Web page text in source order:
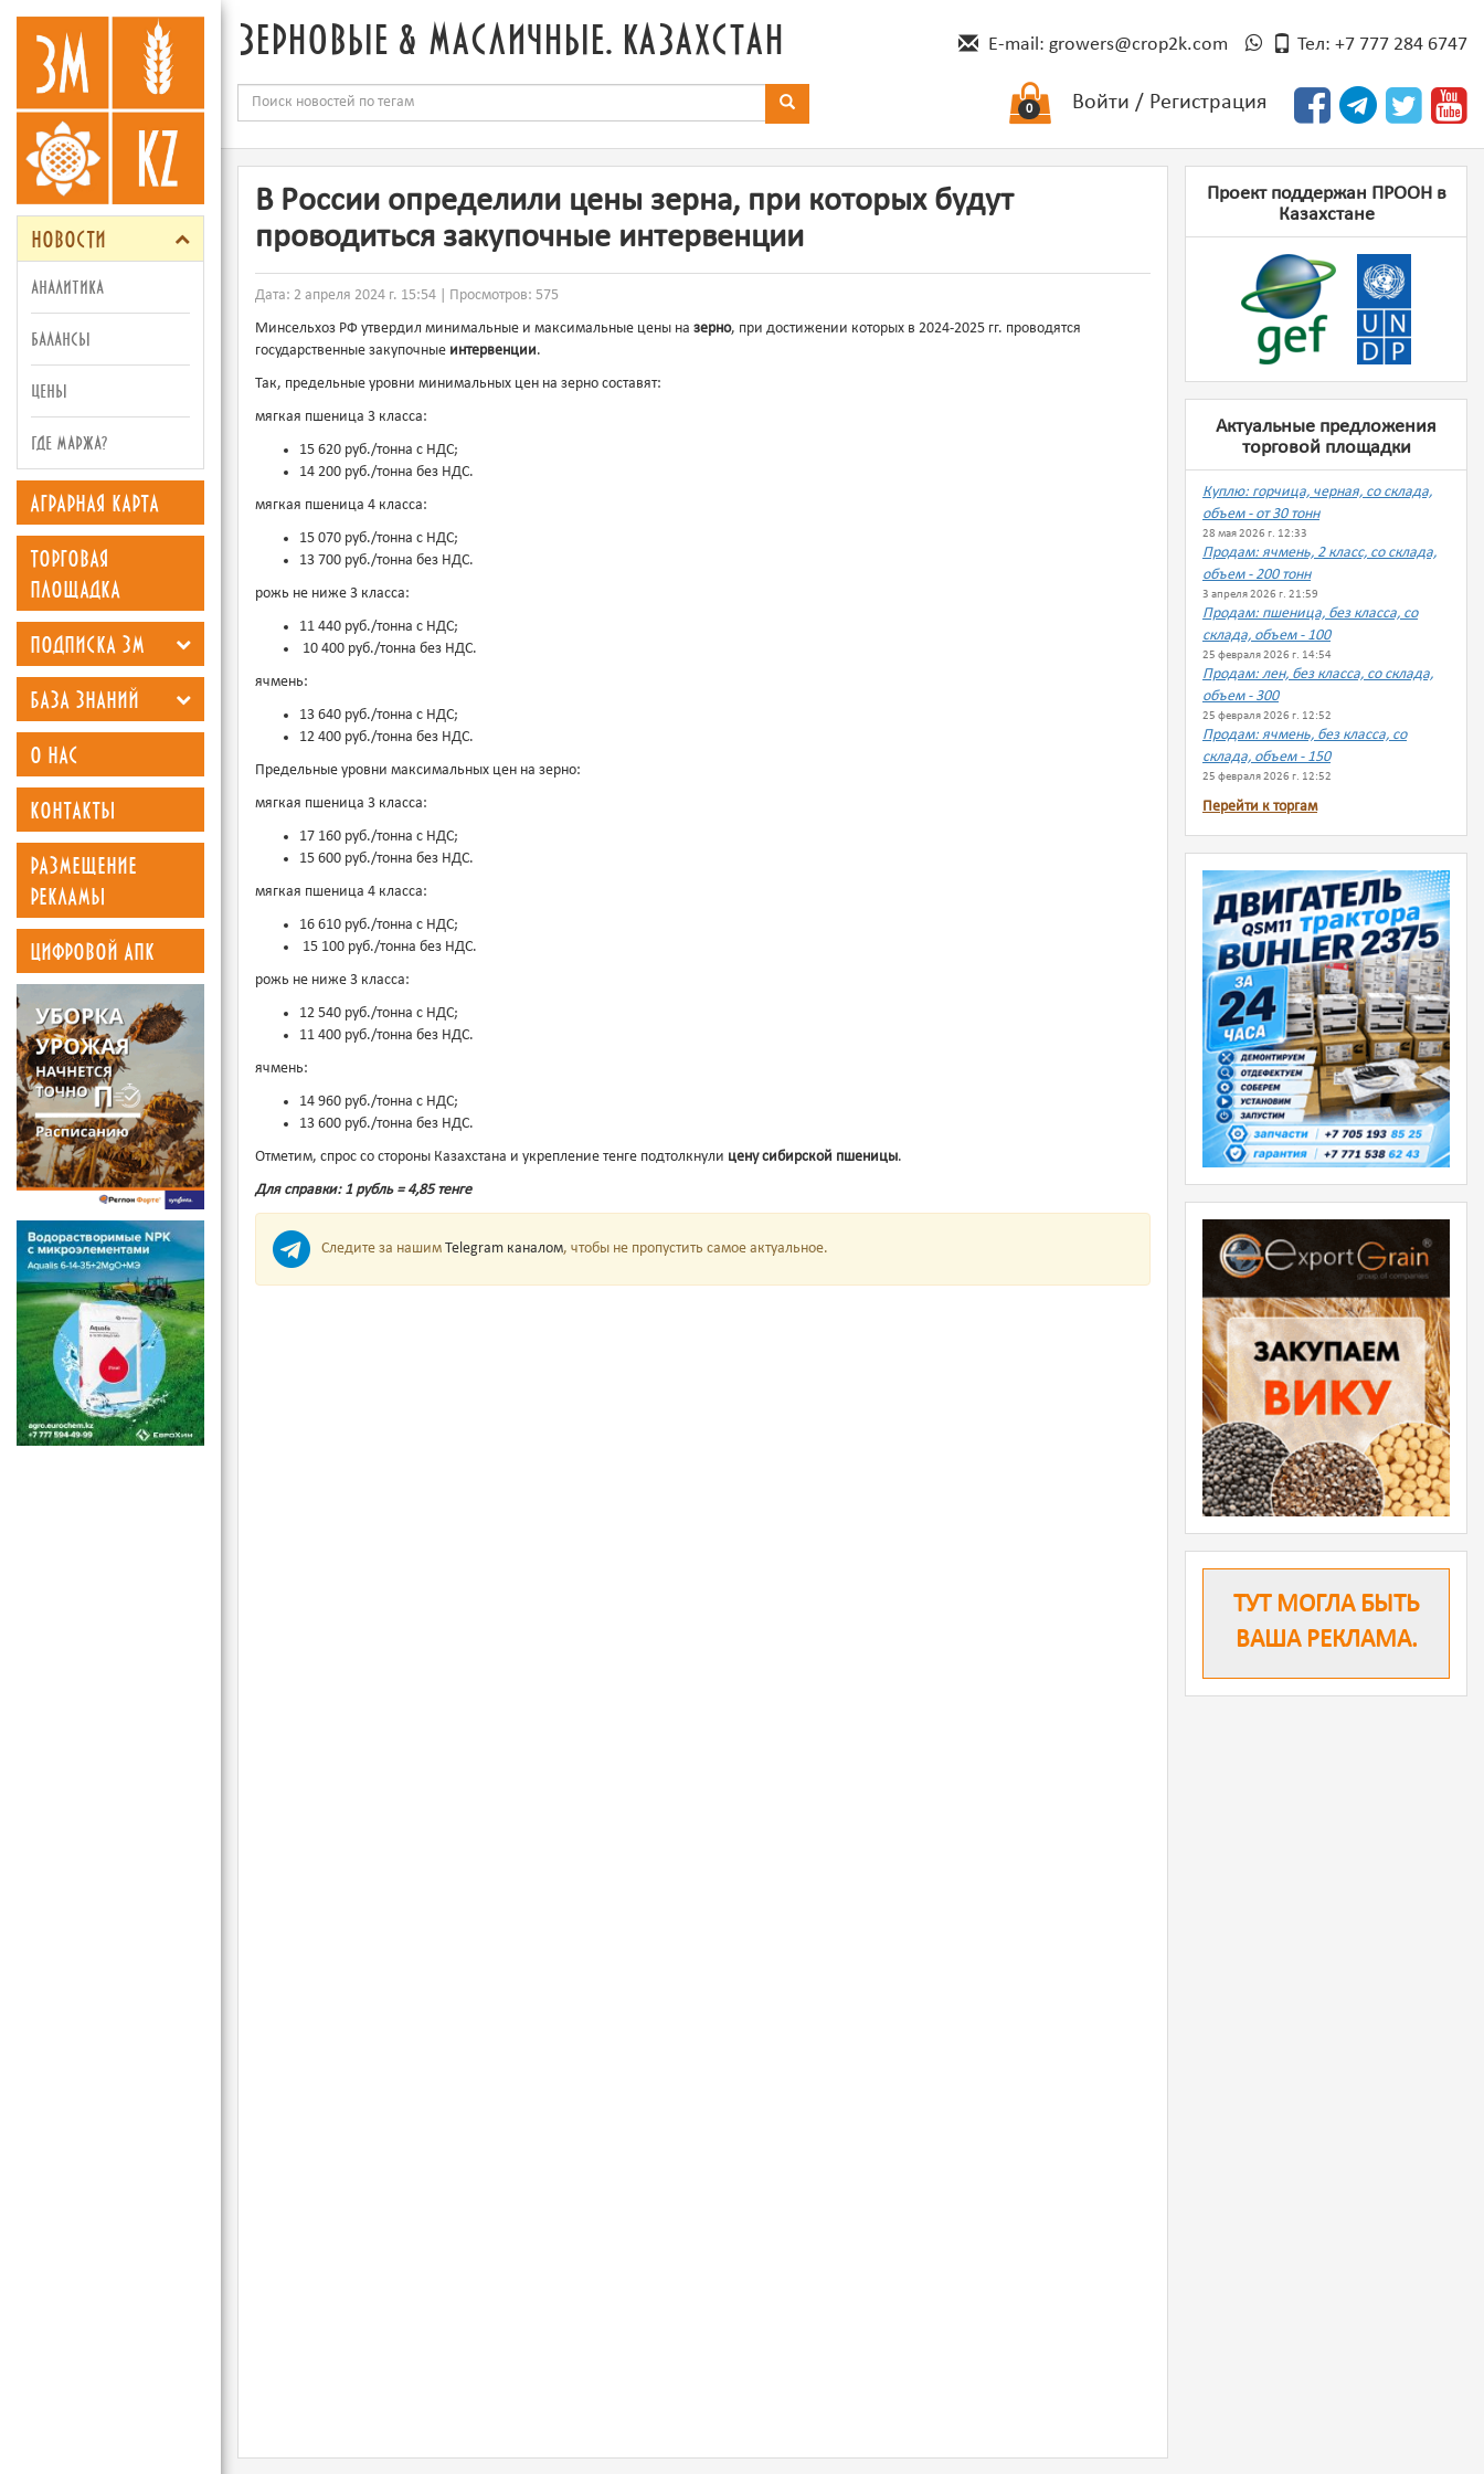
новости
аналитика
балансы
цены
где маржа?
аграрная карта
торговая
площадка
подписка зм
база знаний
о нас
контакты
размещение
рекламы
цифровой апк
зерновые & масличные. казахстан E-mail: growers@crop2k.com Тел: +7 777 284 6747
Войти / Регистрация
0
В России определили цены зерна, при которых будут
проводиться закупочные интервенции
Дата: 2 апреля 2024 г. 15:54 | Просмотров: 575
Минсельхоз РФ утвердил минимальные и максимальные цены на зерно, при достижении которых в 2024-2025 гг. проводятся
государственные закупочные интервенции.
Так, предельные уровни минимальных цен на зерно составят:
мягкая пшеница 3 класса:
15 620 руб./тонна с НДС;
14 200 руб./тонна без НДС.
мягкая пшеница 4 класса:
15 070 руб./тонна с НДС;
13 700 руб./тонна без НДС.
рожь не ниже 3 класса:
11 440 руб./тонна с НДС;
10 400 руб./тонна без НДС.
ячмень:
13 640 руб./тонна с НДС;
12 400 руб./тонна без НДС.
Предельные уровни максимальных цен на зерно:
мягкая пшеница 3 класса:
17 160 руб./тонна с НДС;
15 600 руб./тонна без НДС.
мягкая пшеница 4 класса:
16 610 руб./тонна с НДС;
15 100 руб./тонна без НДС.
рожь не ниже 3 класса:
12 540 руб./тонна с НДС;
11 400 руб./тонна без НДС.
ячмень:
14 960 руб./тонна с НДС;
13 600 руб./тонна без НДС.
Отметим, спрос со стороны Казахстана и укрепление тенге подтолкнули цену сибирской пшеницы.
Для справки: 1 рубль = 4,85 тенге
Следите за нашим Telegram каналом, чтобы не пропустить самое актуальное.
Проект поддержан ПРООН в
Казахстане
Актуальные предложения
торговой площадки
Куплю: горчица, черная, со склада,
объем - от 30 тонн
28 мая 2026 г. 12:33
Продам: ячмень, 2 класс, со склада,
объем - 200 тонн
3 апреля 2026 г. 21:59
Продам: пшеница, без класса, со
склада, объем - 100
25 февраля 2026 г. 14:54
Продам: лен, без класса, со склада,
объем - 300
25 февраля 2026 г. 12:52
Продам: ячмень, без класса, со
склада, объем - 150
25 февраля 2026 г. 12:52
Перейти к торгам
ТУТ МОГЛА БЫТЬ
ВАША РЕКЛАМА.